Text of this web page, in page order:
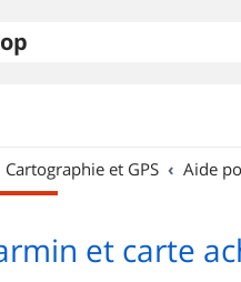
Cartographie et GPS Aide
et carte